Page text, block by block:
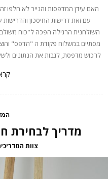
האם עידן המדפסות והנייר לא חלפו
עם זאת דרישות החיסכון
השולחנית הרגילה הפכה ל"כוח
מסתיים במשלוח פקודת ה "הדפס"
לרכוש מדפסת, לגבות את הנתונים
מדריך לבחירת
צוות